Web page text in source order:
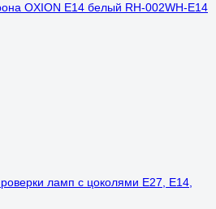
OXION Е14 белый RH-002WH-E14
ламп с цоколями Е27, Е14,